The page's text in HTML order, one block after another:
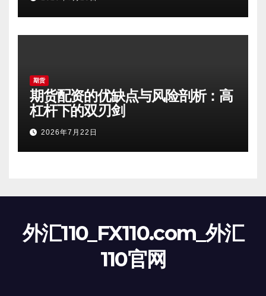
期货
期货配资的优缺点与风险剖析：高
杠杆下的双刃剑
2026年7月22日
外汇110_FX110.com_外汇
110官网